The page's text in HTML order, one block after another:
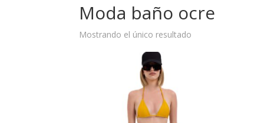
Moda baño ocre
Mostrando el único resultado